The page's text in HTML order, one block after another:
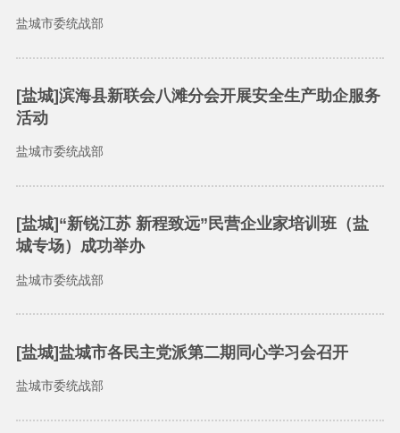
盐城市委统战部
[盐城]滨海县新联会八滩分会开展安全生产助企服务
活动
盐城市委统战部
[盐城]“新锐江苏 新程致远”民营企业家培训班（盐
城专场）成功举办
盐城市委统战部
[盐城]盐城市各民主党派第二期同心学习会召开
盐城市委统战部